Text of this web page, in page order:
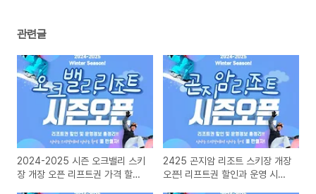
관련글
2024-2025 시즌 오크밸리 스키
장 개장 오픈 리프트권 가격 할인
2425 곤지암 리조트 스키장 개장
오픈! 리프트권 할인과 운영 시간